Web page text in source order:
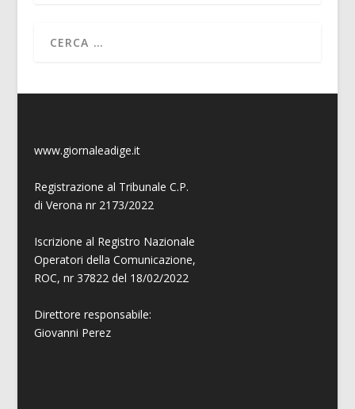
www.giornaleadige.it
Registrazione al Tribunale C.P.
di Verona nr 2173/2022
Iscrizione al Registro Nazionale
Operatori della Comunicazione,
ROC, nr 37822 del 18/02/2022
Direttore responsabile:
Giovanni Perez